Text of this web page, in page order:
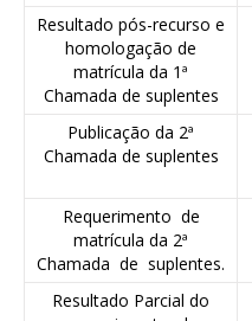
Resultado pós-recurso e
homologação de
matrícula da 1ª
Chamada de suplentes
Publicação da 2ª
Chamada de suplentes
Requerimento de
matrícula da 2ª
Chamada de suplentes.
Resultado Parcial do